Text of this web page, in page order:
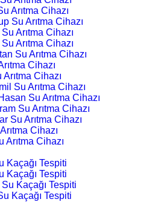
Arıtma Cihazı
Su Arıtma Cihazı
Arıtma Cihazı
Arıtma Cihazı
Su Arıtma Cihazı
Cihazı
Cihazı
Su Arıtma Cihazı
Su Arıtma Cihazı
Su Arıtma Cihazı
Su Arıtma Cihazı
Cihazı
Arıtma Cihazı
Kaçağı Tespiti
Kaçağı Tespiti
Su Kaçağı Tespiti
Kaçağı Tespiti